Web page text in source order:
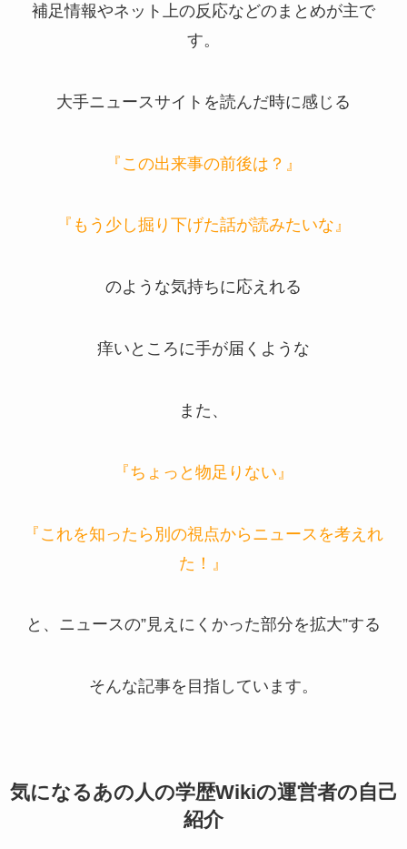
補足情報やネット上の反応などのまとめが主で
す。
大手ニュースサイトを読んだ時に感じる
『この出来事の前後は？』
『もう少し掘り下げた話が読みたいな』
のような気持ちに応えれる
痒いところに手が届くような
また、
『ちょっと物足りない』
『これを知ったら別の視点からニュースを考えれ
た！』
と、ニュースの”見えにくかった部分を拡大”する
そんな記事を目指しています。
気になるあの人の学歴Wikiの運営者の自己
紹介